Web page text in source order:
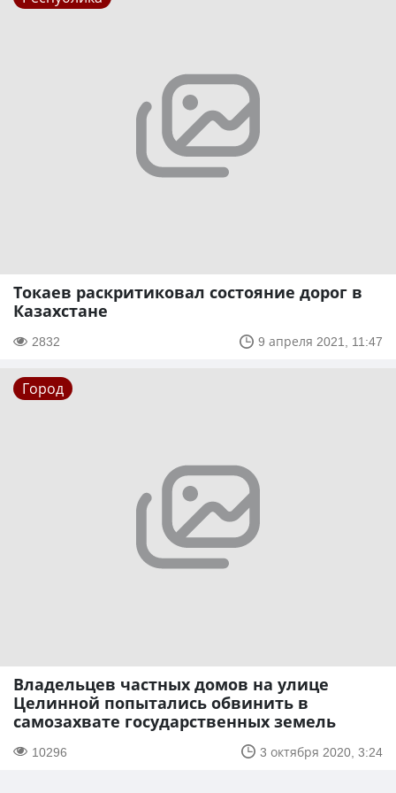
Токаев раскритиковал состояние дорог в
Казахстане
2832 9 апреля 2021, 11:47
Город
Владельцев частных домов на улице
Целинной попытались обвинить в
самозахвате государственных земель
10296 3 октября 2020, 3:24